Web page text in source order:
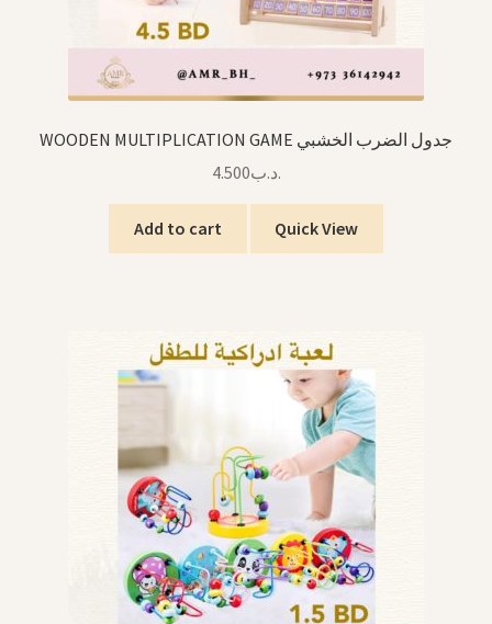
WOODEN MULTIPLICATION GAME جدول الضرب الخشبي
.د.ب4.500
Add to cart Quick View